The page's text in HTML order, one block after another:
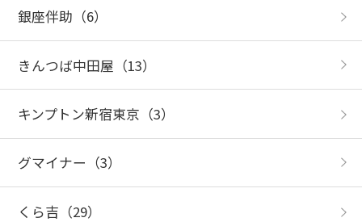
銀座伴助 （6）
きんつば中田屋 （13）
キンプトン新宿東京 （3）
グマイナー （3）
くら吉 （29）